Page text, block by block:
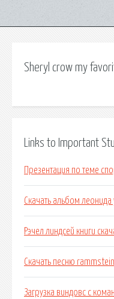
Sheryl crow my
Links to Important
Презентация по теме
Скачать альбом леонида
Рэчел линдсей книги
Скачать песню
Загрузка виндовс с